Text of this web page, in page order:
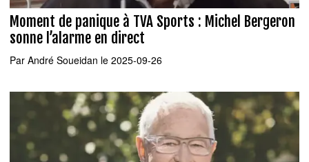
Moment de panique à TVA Sports : Michel Bergeron
sonne l’alarme en direct
Par André Soueidan le 2025-09-26